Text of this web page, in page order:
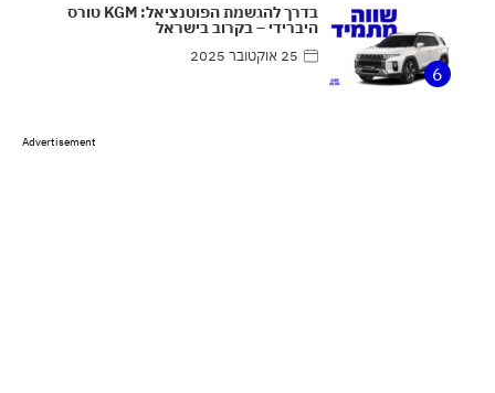
6
בדרך להגשמת הפוטנציאל: KGM טורס
היברידי – בקרוב בישראל
25 אוקטובר 2025
Advertisement